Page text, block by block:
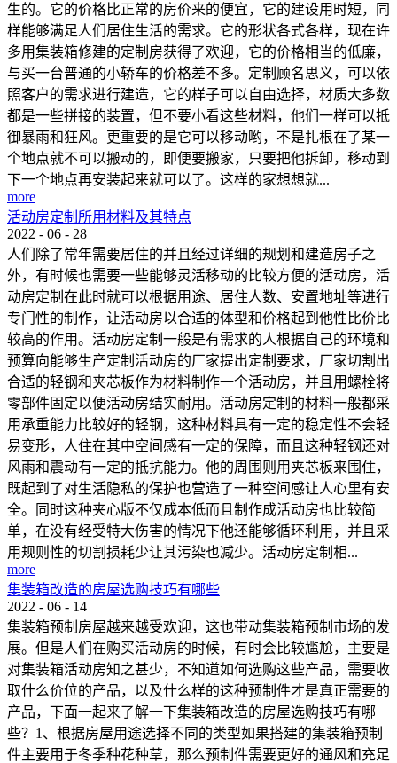
生的。它的价格比正常的房价来的便宜，它的建设用时短，同
样能够满足人们居住生活的需求。它的形状各式各样，现在许
多用集装箱修建的定制房获得了欢迎，它的价格相当的低廉，
与买一台普通的小轿车的价格差不多。定制顾名思义，可以依
照客户的需求进行建造，它的样子可以自由选择，材质大多数
都是一些拼接的装置，但不要小看这些材料，他们一样可以抵
御暴雨和狂风。更重要的是它可以移动哟，不是扎根在了某一
个地点就不可以搬动的，即便要搬家，只要把他拆卸，移动到
下一个地点再安装起来就可以了。这样的家想想就...
more
活动房定制所用材料及其特点
2022 - 06 - 28
人们除了常年需要居住的并且经过详细的规划和建造房子之
外，有时候也需要一些能够灵活移动的比较方便的活动房，活
动房定制在此时就可以根据用途、居住人数、安置地址等进行
专门性的制作，让活动房以合适的体型和价格起到他性比价比
较高的作用。活动房定制一般是有需求的人根据自己的环境和
预算向能够生产定制活动房的厂家提出定制要求，厂家切割出
合适的轻钢和夹芯板作为材料制作一个活动房，并且用螺栓将
零部件固定以便活动房结实耐用。活动房定制的材料一般都采
用承重能力比较好的轻钢，这种材料具有一定的稳定性不会轻
易变形，人住在其中空间感有一定的保障，而且这种轻钢还对
风雨和震动有一定的抵抗能力。他的周围则用夹芯板来围住，
既起到了对生活隐私的保护也营造了一种空间感让人心里有安
全。同时这种夹心版不仅成本低而且制作成活动房也比较简
单，在没有经受特大伤害的情况下他还能够循环利用，并且采
用规则性的切割损耗少让其污染也减少。活动房定制相...
more
集装箱改造的房屋选购技巧有哪些
2022 - 06 - 14
集装箱预制房屋越来越受欢迎，这也带动集装箱预制市场的发
展。但是人们在购买活动房的时候，有时会比较尴尬，主要是
对集装箱活动房知之甚少，不知道如何选购这些产品，需要收
取什么价位的产品，以及什么样的这种预制件才是真正需要的
产品，下面一起来了解一下集装箱改造的房屋选购技巧有哪
些？1、根据房屋用途选择不同的类型如果搭建的集装箱预制
件主要用于冬季种花种草，那么预制件需要更好的通风和充足